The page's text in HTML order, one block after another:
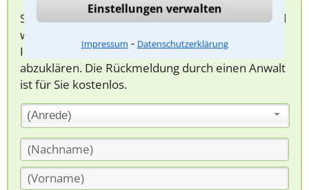
Einstellungen verwalten
Impressum ⁃ Datenschutzerklärung
Sie können hier Ihren Fall schildern. Anschließend
werden sich spezialisierte Rechtsanwälte bei
Ihnen melden, um das weitere Vorgehen
abzuklären. Die Rückmeldung durch einen Anwalt
ist für Sie kostenlos.
(Anrede)